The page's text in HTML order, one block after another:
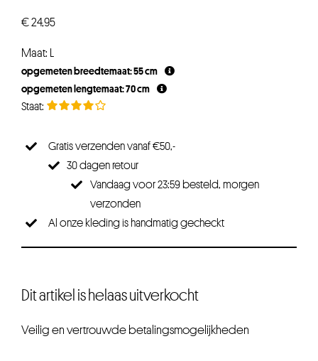
€24,95
Maat: L
opgemeten breedtemaat: 55 cm
opgemeten lengtemaat: 70 cm
Gratis verzenden vanaf €50,-
30 dagen retour
Vandaag voor 23:59 besteld, morgen
verzonden
Al onze kleding is handmatig gecheckt
Dit artikel is helaas uitverkocht
Veilig en vertrouwde betalingsmogelijkheden